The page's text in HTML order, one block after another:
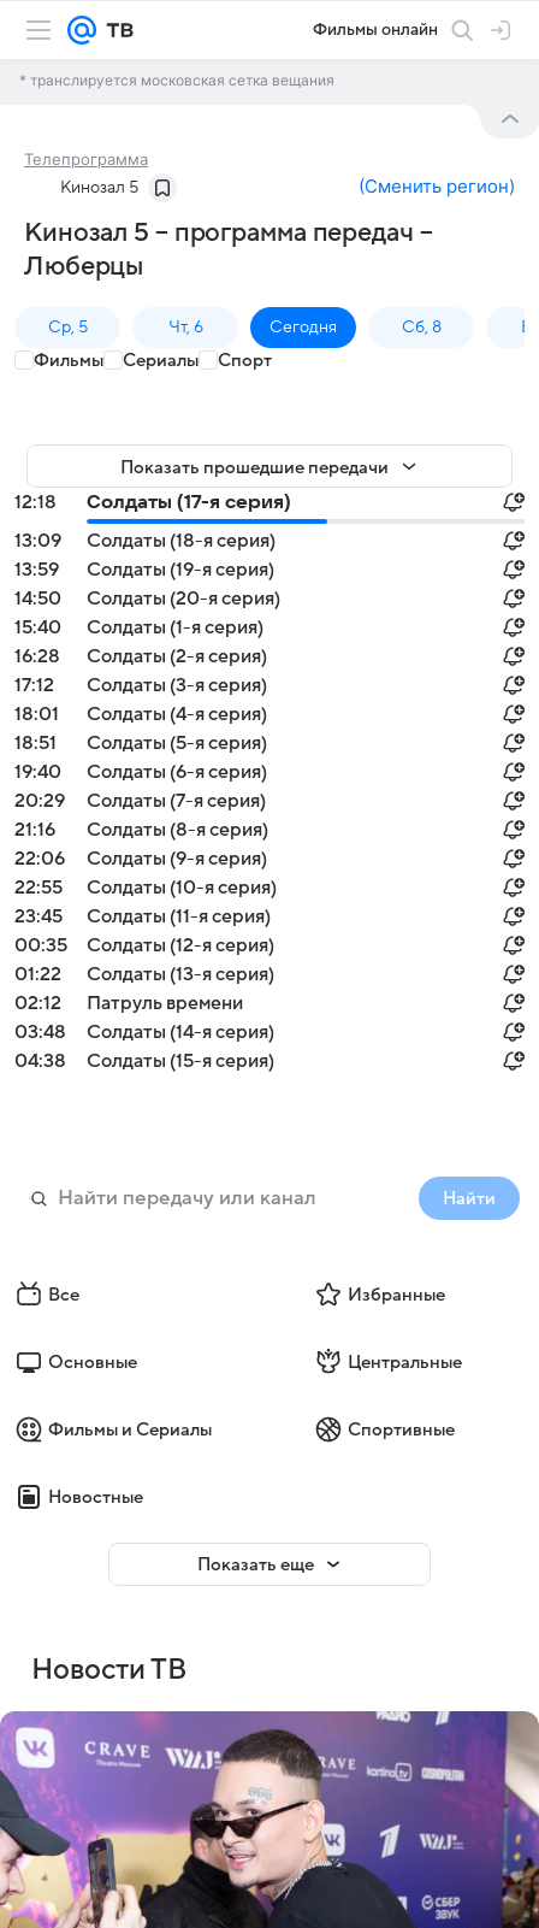
Фильмы онлайн
* транслируется московская сетка вещания
Телепрограмма
Кинозал 5 (Сменить регион)
Кинозал 5 – программа передач –
Люберцы
Ср, 5 Чт, 6 Сегодня Сб, 8
Фильмы Сериалы Спорт
Показать прошедшие передачи
12:18
Солдаты (17-я серия)
13:09
Солдаты (18-я серия)
13:59
Солдаты (19-я серия)
14:50
Солдаты (20-я серия)
15:40
Солдаты (1-я серия)
16:28
Солдаты (2-я серия)
17:12
Солдаты (3-я серия)
18:01
Солдаты (4-я серия)
18:51
Солдаты (5-я серия)
19:40
Солдаты (6-я серия)
20:29
Солдаты (7-я серия)
21:16
Солдаты (8-я серия)
22:06
Солдаты (9-я серия)
22:55
Солдаты (10-я серия)
23:45
Солдаты (11-я серия)
00:35
Солдаты (12-я серия)
01:22
Солдаты (13-я серия)
02:12
Патруль времени
03:48
Солдаты (14-я серия)
04:38
Солдаты (15-я серия)
Найти
Все Избранные
Основные Центральные
Фильмы и Сериалы Спортивные
Новостные
Показать еще
Новости ТВ